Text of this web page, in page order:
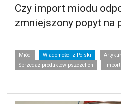
Czy import miodu
zmniejszony popyt na
Miód Wiadomości z Polski
Sprzedaż produktów pszczelich